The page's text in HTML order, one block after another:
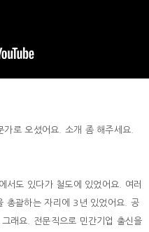
로 오셨어요. 소개 좀 해주세요.
도 있다가 철도에 있었어요. 여러
총괄하는 자리에 3년 있었어요. 공
래요. 전문직으로 민간기업 출신을